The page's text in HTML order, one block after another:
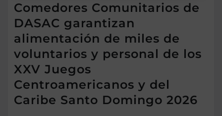
Comedores Comunitarios de
DASAC garantizan
alimentación de miles de
voluntarios y personal de los
XXV Juegos
Centroamericanos y del
Caribe Santo Domingo 2026